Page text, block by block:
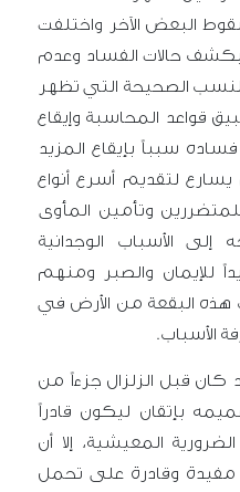
البعض الآخر واختلفت
حالات الفساد وعدم
الصحيحة التي تظهر
المحاسبة وإيقاع
سبباً بإيقاع المزيد
لتقديم أسرع أنواع
وتأمين المأوى
الأسباب الوجدانية
للإيمان والصبر ومنهم
البقعة من الأرض في
قبل الزلزال جزءاً من
بإتقان ليكون قادراً
المعيشية، إلا أن
وقادرة على تحمل